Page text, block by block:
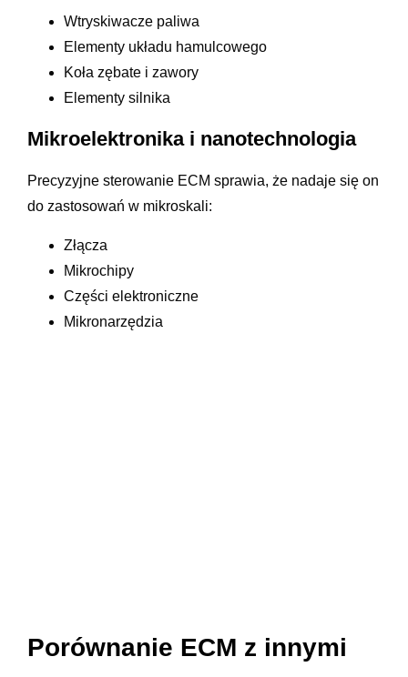
Wtryskiwacze paliwa
Elementy układu hamulcowego
Koła zębate i zawory
Elementy silnika
Mikroelektronika i nanotechnologia
Precyzyjne sterowanie ECM sprawia, że nadaje się on
do zastosowań w mikroskali:
Złącza
Mikrochipy
Części elektroniczne
Mikronarzędzia
Porównanie ECM z innymi